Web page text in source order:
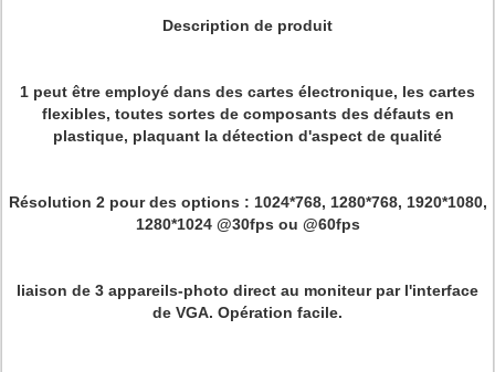
Description de produit
1 peut être employé dans des cartes électronique, les cartes
flexibles, toutes sortes de composants des défauts en
plastique, plaquant la détection d'aspect de qualité
Résolution 2 pour des options : 1024*768, 1280*768, 1920*1080,
1280*1024 @30fps ou @60fps
liaison de 3 appareils-photo direct au moniteur par l'interface
de VGA. Opération facile.